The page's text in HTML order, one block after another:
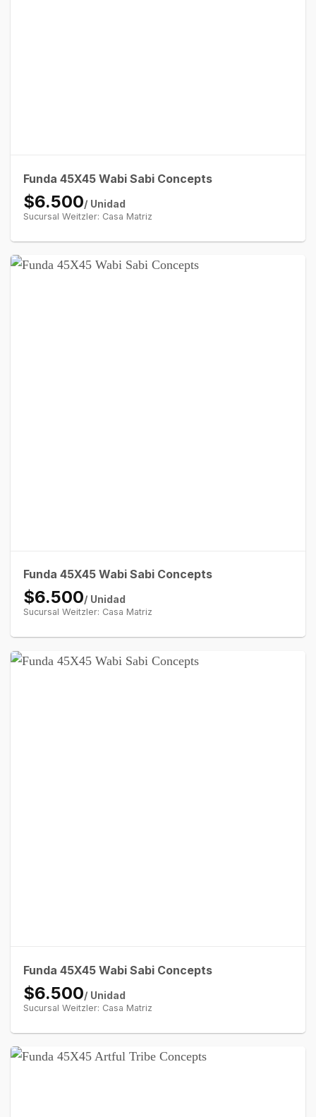
Funda 45X45 Wabi Sabi Concepts
$6.500/ Unidad
Sucursal Weitzler: Casa Matriz
Funda 45X45 Wabi Sabi Concepts
$6.500/ Unidad
Sucursal Weitzler: Casa Matriz
Funda 45X45 Wabi Sabi Concepts
$6.500/ Unidad
Sucursal Weitzler: Casa Matriz